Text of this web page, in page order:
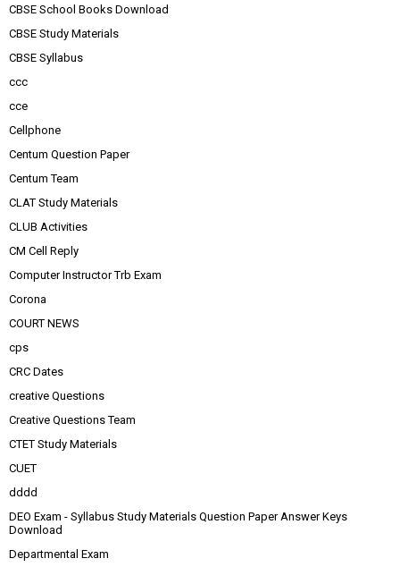
CBSE School Books Download
CBSE Study Materials
CBSE Syllabus
ccc
cce
Cellphone
Centum Question Paper
Centum Team
CLAT Study Materials
CLUB Activities
CM Cell Reply
Computer Instructor Trb Exam
Corona
COURT NEWS
cps
CRC Dates
creative Questions
Creative Questions Team
CTET Study Materials
CUET
dddd
DEO Exam - Syllabus Study Materials Question Paper Answer Keys
Download
Departmental Exam